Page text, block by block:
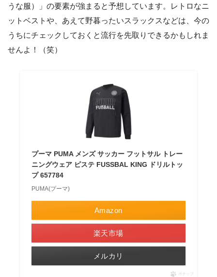
うな服）」の要素が強まると予想しています。レトロなニ
ットベストや、あえて野暮ったいスラックスなどは、今の
うちにチェックしておくと流行を先取りできるかもしれま
せんよ！（笑）
プーマ PUMA メンズ サッカー フットサル トレー
ニングウェア ピステ FUSSBAL KING ドリルトッ
プ 657784
PUMA(プーマ)
Amazon
楽天市場
メルカリ
ポチップ